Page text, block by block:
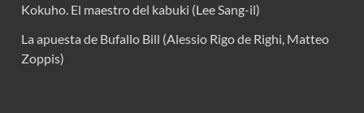
Kokuho. El maestro del kabuki (Lee Sang-il)
La apuesta de Bufallo Bill (Alessio Rigo de Righi, Matteo
Zoppis)